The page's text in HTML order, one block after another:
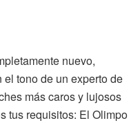
nuevo,
tono de un experto de
más caros y lujosos
tus requisitos: El Olimpo